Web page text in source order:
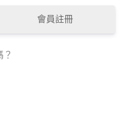
會員註冊
？